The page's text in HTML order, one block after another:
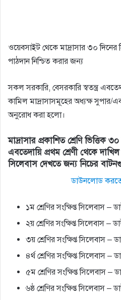
ওয়েবসাইট থেকে মাদ্রাসার ৩০
পাঠদান নিশ্চিত করার জন্য
সকল সরকারি, বেসরকারি স্বতন্ত্র
কামিল মাদ্রাসাসমূহের অধ্যক্ষ সুপার/
অনুরােধ করা হলাে।
মাদ্রাসার প্রকাশিত শ্রেণি ভিত্তিক
এবতেদায়ি প্রথম শ্রেণী থেকে দাখিল
সিলেবাস দেখতে জন্য নিচের
ডাউনলোড
১ম শ্রেণির সংক্ষিপ্ত সিলেবাস –
২য় শ্রেণির সংক্ষিপ্ত সিলেবাস –
৩য় শ্রেণির সংক্ষিপ্ত সিলেবাস –
৪র্থ শ্রেণির সংক্ষিপ্ত সিলেবাস
৫ম শ্রেণির সংক্ষিপ্ত সিলেবাস –
৬ষ্ঠ শ্রেণির সংক্ষিপ্ত সিলেবাস –